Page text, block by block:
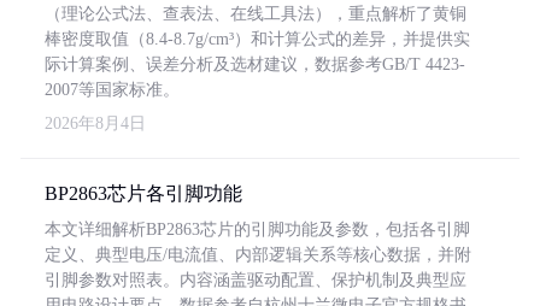
（理论公式法、查表法、在线工具法），重点解析了黄铜
棒密度取值（8.4-8.7g/cm³）和计算公式的差异，并提供实
际计算案例、误差分析及选材建议，数据参考GB/T 4423-
2007等国家标准。
2026年8月4日
BP2863芯片各引脚功能
本文详细解析BP2863芯片的引脚功能及参数，包括各引脚
定义、典型电压/电流值、内部逻辑关系等核心数据，并附
引脚参数对照表。内容涵盖驱动配置、保护机制及典型应